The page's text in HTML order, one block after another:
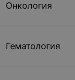
Онкология
Гематология